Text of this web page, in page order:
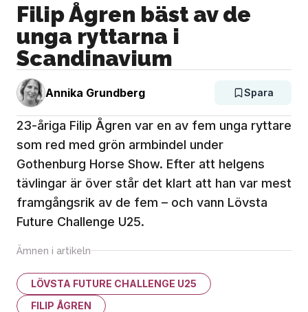
Filip Ågren bäst av de
unga ryttarna i
Scandinavium
Annika Grundberg Spara
23-åriga Filip Ågren var en av fem unga ryttare
som red med grön armbindel under
Gothenburg Horse Show. Efter att helgens
tävlingar är över står det klart att han var mest
framgångsrik av de fem – och vann Lövsta
Future Challenge U25.
Ämnen i artikeln
LÖVSTA FUTURE CHALLENGE U25
FILIP ÅGREN